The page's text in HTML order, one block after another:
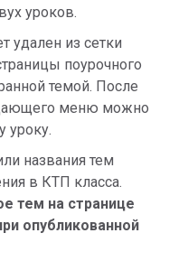
уроков.
удален из сетки
поурочного
темой. После
меню можно
уроку.
названия тем
тем на странице
опубликованной